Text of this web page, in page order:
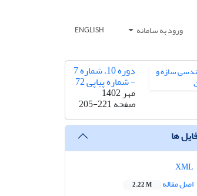
ورود به سامانه ENGLISH
دوره 10، شماره 7
- شماره پیاپی 72
مهر 1402
صفحه205-221
فایل ها
اصل مقاله
2.22 M